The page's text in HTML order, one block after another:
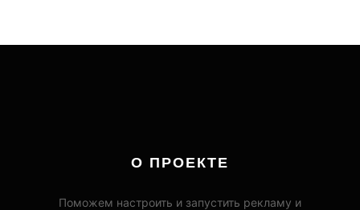
О ПРОЕКТЕ
Поможем настроить и запустить рекламу и